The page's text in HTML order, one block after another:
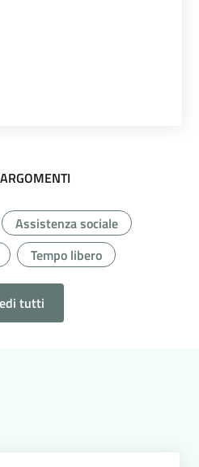
Assistenza sociale
Tempo libero
tutti